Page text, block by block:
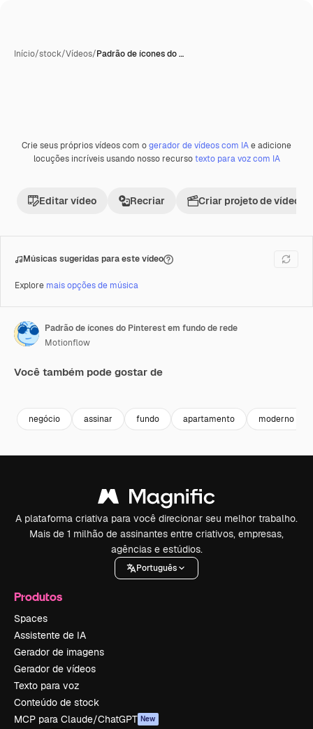
Início/stock/Vídeos/Padrão de ícones do …
Premium
Crie seus próprios vídeos com ogerador de vídeos com IAe adicione
locuções incríveis usando nosso recursotexto para voz com IA
Editar vídeo Recriar Criar projeto de vídeo
Músicas sugeridas para este vídeo
Explore mais opções de música
Padrão de ícones do Pinterest em fundo de rede
Motionflow
Você também pode gostar de
negócio assinar fundo apartamento moderno
A plataforma criativa para você direcionar seu melhor trabalho.
Mais de 1 milhão de assinantes entre criativos, empresas,
agências e estúdios.
Português
Produtos
Spaces
Assistente de IA
Gerador de imagens
Gerador de vídeos
Texto para voz
Conteúdo de stock
MCP para Claude/ChatGPT New